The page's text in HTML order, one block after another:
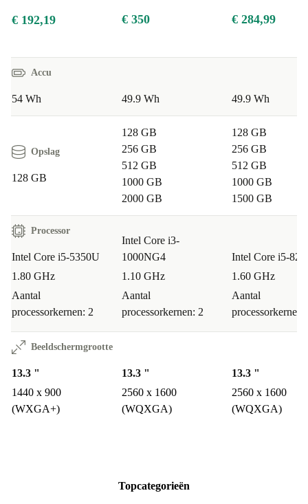
€ 192,19 € 350 € 284,99
Accu
54 Wh 49.9 Wh 49.9 Wh
Opslag
128 GB
128 GB
256 GB
512 GB
1000 GB
2000 GB
128 GB
256 GB
512 GB
1000 GB
1500 GB
Processor
Intel Core i5-5350U
1.80 GHz
Aantal
processorkernen: 2
Intel Core i3-
1000NG4
1.10 GHz
Aantal
processorkernen: 2
Intel Core i5-
1.60 GHz
Aantal
processorkernen:
Beeldschermgrootte
13.3 "
1440 x 900
(WXGA+)
13.3 "
2560 x 1600
(WQXGA)
13.3 "
2560 x 1600
(WQXGA)
Topcategorieën